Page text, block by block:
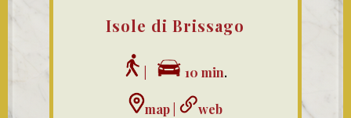
Isole di Brissago
10 min.
map| web